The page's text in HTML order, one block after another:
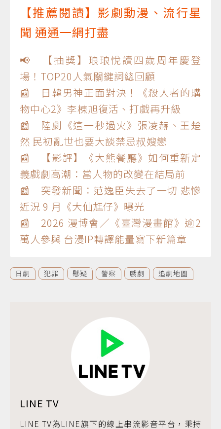
【推薦閱讀】影劇動漫、流行星
聞 通通一網打盡
📢 【抽獎】琅琅悅讀四歲周年慶登
場！TOP20人氣關鍵詞總回顧
📰 日韓男神正面對決！《殺人者的購
物中心2》李棟旭復活、打戲再升級
📰 陸劇《這一秒過火》張凌赫、王楚
然 民初亂世也要大談禁忌叔嫂戀
📰 【影評】《大熊餐廳》如何重新定
義戲劇高潮：當人物的改變在結局前
📰 突發新聞：范逸臣失去了一切 悲慘
近況 9 月《大仙尪仔》曝光
📰 2026 漫博會／《臺灣漫畫館》逾2
萬人參與 台漫IP轉譯能量寫下新篇章
日劇 犯罪 懸疑 警察 戲劇 追劇地圖
LINE TV
LINE TV為LINE旗下的線上串流影音平台，秉持